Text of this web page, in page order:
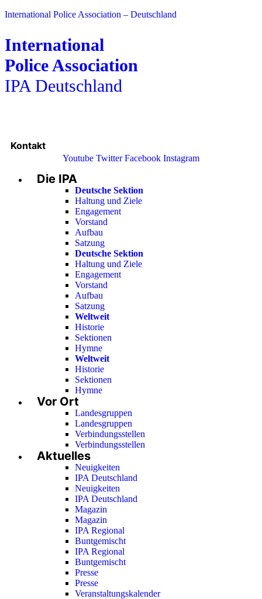
International Police Association – Deutschland
International
Police Association
IPA Deutschland
Kontakt
Youtube Twitter Facebook Instagram
Menu
Die IPA
Deutsche Sektion
Haltung und Ziele
Engagement
Vorstand
Aufbau
Satzung
Deutsche Sektion
Haltung und Ziele
Engagement
Vorstand
Aufbau
Satzung
Weltweit
Historie
Sektionen
Hymne
Weltweit
Historie
Sektionen
Hymne
Vor Ort
Landesgruppen
Landesgruppen
Verbindungsstellen
Verbindungsstellen
Aktuelles
Neuigkeiten
IPA Deutschland
Neuigkeiten
IPA Deutschland
Magazin
Magazin
IPA Regional
Buntgemischt
IPA Regional
Buntgemischt
Presse
Presse
Veranstaltungskalender